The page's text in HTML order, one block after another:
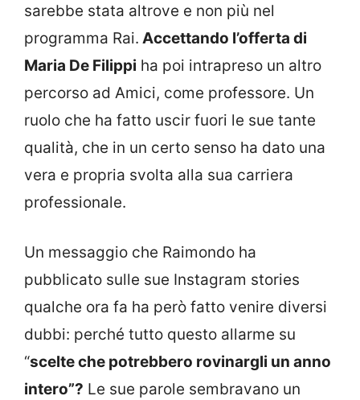
sarebbe stata altrove e non più nel
programma Rai. Accettando l’offerta di
Maria De Filippi ha poi intrapreso un altro
percorso ad Amici, come professore. Un
ruolo che ha fatto uscir fuori le sue tante
qualità, che in un certo senso ha dato una
vera e propria svolta alla sua carriera
professionale.
Un messaggio che Raimondo ha
pubblicato sulle sue Instagram stories
qualche ora fa ha però fatto venire diversi
dubbi: perché tutto questo allarme su
“scelte che potrebbero rovinargli un anno
intero”? Le sue parole sembravano un